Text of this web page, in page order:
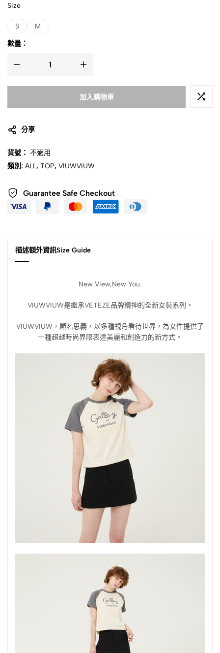
Size
S M
數量：
加入購物車
分享
貨號： 不適用
類別: ALL, TOP, VIUWVIUW
Guarantee Safe Checkout
描述額外資訊Size Guide
New View,New You.
VIUWVIUW是繼承VETEZE品牌精神的全新女裝系列。
VIUWVIUW，顧名思義，以多種視角看待世界，為女性提供了
一種超越時尚界限表達美麗和創造力的新方式。